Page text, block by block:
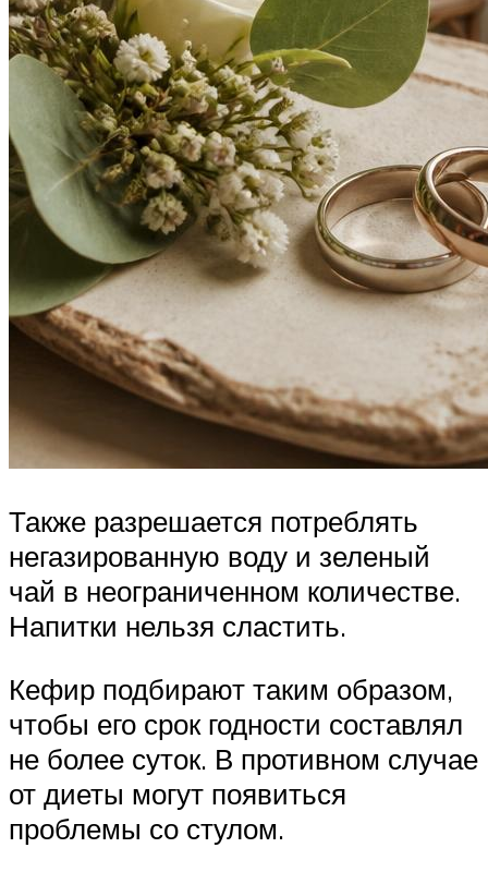
Также разрешается потреблять
негазированную воду и зеленый
чай в неограниченном количестве.
Напитки нельзя сластить.
Кефир подбирают таким образом,
чтобы его срок годности составлял
не более суток. В противном случае
от диеты могут появиться
проблемы со стулом.